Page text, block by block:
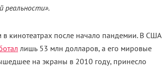
реальности».
кинотеатрах после начало пандемии. В США
лишь 53 млн долларов, а его мировые
на экраны в 2010 году, принесло